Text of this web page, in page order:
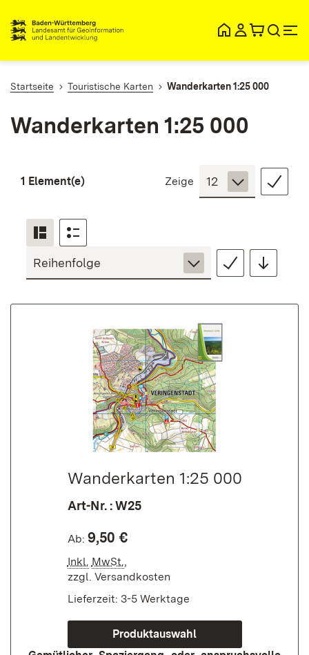
Startseite Touristische Karten Wanderkarten 1:25 000
Wanderkarten 1:25 000
1 Element(e) Zeige
Wander­karten 1:25 000
Art-Nr. : W25
Ab: 9,50 €
Inkl. MwSt.,
zzgl. Versandkosten
Lieferzeit: 3-5 Werktage
Produktauswahl